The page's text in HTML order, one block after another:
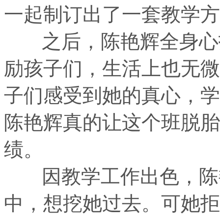
一起制订出了一套教学
之后，陈艳辉全身心
励孩子们，生活上也无
子们感受到她的真心，
陈艳辉真的让这个班脱
绩。
因教学工作出色，陈
中，想挖她过去。可她